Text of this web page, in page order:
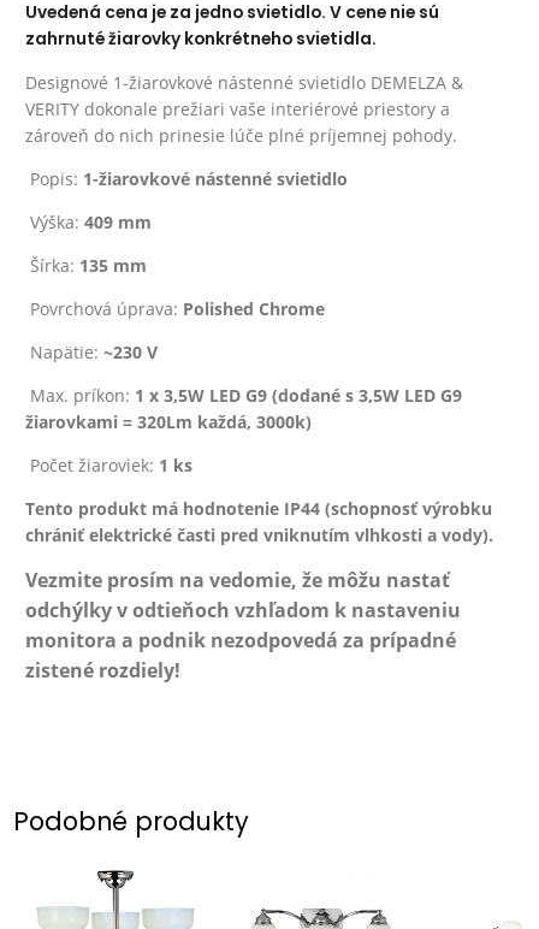
Uvedená cena je za jedno svietidlo. V cene nie sú
zahrnuté žiarovky konkrétneho svietidla.
Designové 1-žiarovkové nástenné svietidlo DEMELZA &
VERITY dokonale prežiari vaše interiérové priestory a
zároveň do nich prinesie lúče plné príjemnej pohody.
Popis: 1-žiarovkové nástenné svietidlo
Výška:409 mm
Šírka: 135 mm
Povrchová úprava: Polished Chrome
Napätie:~230 V
Max. príkon: 1 x 3,5W LED G9 (dodané s 3,5W LED G9
žiarovkami = 320Lm každá, 3000k)
Počet žiaroviek: 1 ks
Tento produkt má hodnotenie IP44 (schopnosť výrobku
chrániť elektrické časti pred vniknutím vlhkosti a vody).
Vezmite prosím na vedomie, že môžu nastať
odchýlky v odtieňoch vzhľadom k nastaveniu
monitora a podnik nezodpovedá za prípadné
zistené rozdiely!
Podobné produkty